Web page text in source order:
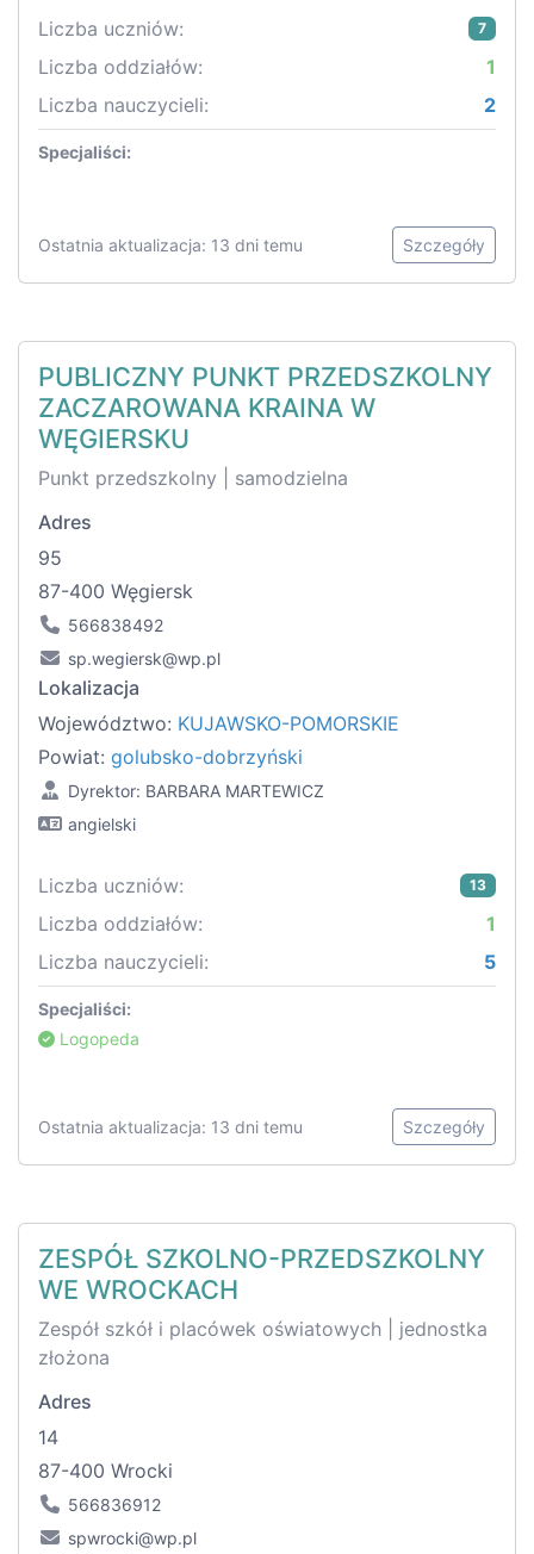
Liczba uczniów: 7
Liczba oddziałów:
1
Liczba nauczycieli:
2
Specjaliści:
Ostatnia aktualizacja: 13 dni temu Szczegóły
PUBLICZNY PUNKT PRZEDSZKOLNY
ZACZAROWANA KRAINA W
WĘGIERSKU
Punkt przedszkolny | samodzielna
Adres
95
87-400 Węgiersk
566838492
sp.wegiersk@wp.pl
Lokalizacja
Województwo: KUJAWSKO-POMORSKIE
Powiat: golubsko-dobrzyński
Dyrektor: BARBARA MARTEWICZ
angielski
Liczba uczniów: 13
Liczba oddziałów:
1
Liczba nauczycieli:
5
Specjaliści:
Logopeda
Ostatnia aktualizacja: 13 dni temu Szczegóły
ZESPÓŁ SZKOLNO-PRZEDSZKOLNY
WE WROCKACH
Zespół szkół i placówek oświatowych | jednostka
złożona
Adres
14
87-400 Wrocki
566836912
spwrocki@wp.pl